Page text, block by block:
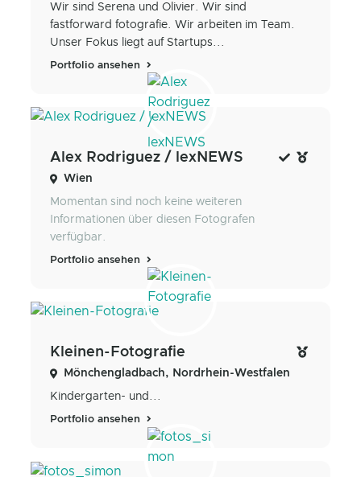
Wir sind Serena und Olivier. Wir sind
fastforward fotografie. Wir arbeiten im Team.
Unser Fokus liegt auf Startups...
Portfolio ansehen
Alex Rodriguez / lexNEWS
Wien
Momentan sind noch keine weiteren
Informationen über diesen Fotografen
verfügbar.
Portfolio ansehen
Kleinen-Fotografie
Mönchengladbach, Nordrhein-Westfalen
Kindergarten- und...
Portfolio ansehen